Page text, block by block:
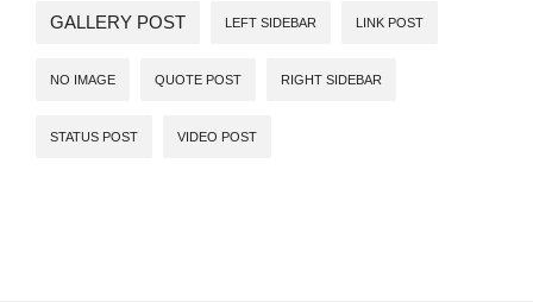
GALLERY POST LEFT SIDEBAR LINK POST
NO IMAGE QUOTE POST RIGHT SIDEBAR
STATUS POST VIDEO POST